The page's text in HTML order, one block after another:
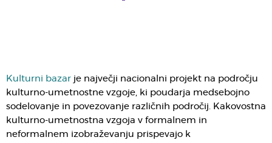
Kulturni bazar je največji nacionalni projekt na področju
kulturno-umetnostne vzgoje, ki poudarja medsebojno
sodelovanje in povezovanje različnih področij. Kakovostna
kulturno-umetnostna vzgoja v formalnem in
neformalnem izobraževanju prispevajo k